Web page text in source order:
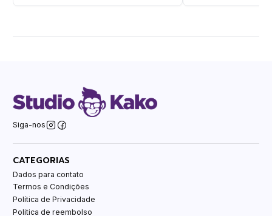
Siga-nos
CATEGORIAS
Dados para contato
Termos e Condições
Política de Privacidade
Politica de reembolso